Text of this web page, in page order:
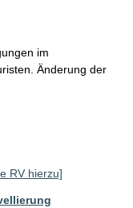
im
Änderung der
RV hierzu]